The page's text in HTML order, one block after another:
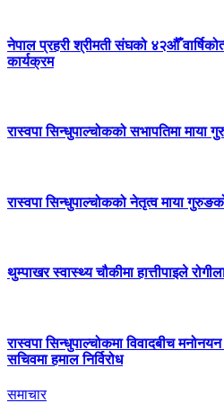
नेपाल प्रहरी श्रीमती संघको ४२औँ
कार्यक्रम
रास्वपा सिन्धुपाल्चोकको सभापतिमा माया
रास्वपा सिन्धुपाल्चोकको नेतृत्व माया
थुम्पाखर स्वास्थ्य चौकीमा हात्तीपाइले
रास्वपा सिन्धुपाल्चोकमा विवादबीच
सचिवमा हमाल निर्विरोध
समाचार